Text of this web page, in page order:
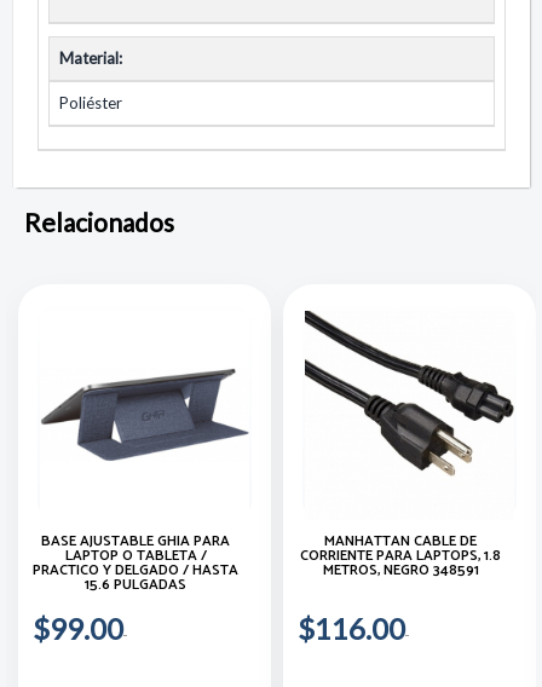
Material:
Poliéster
Relacionados
BASE AJUSTABLE GHIA PARA
LAPTOP O TABLETA /
PRACTICO Y DELGADO / HASTA
15.6 PULGADAS
$99.00
MANHATTAN CABLE DE
CORRIENTE PARA LAPTOPS, 1.8
METROS, NEGRO 348591
$116.00